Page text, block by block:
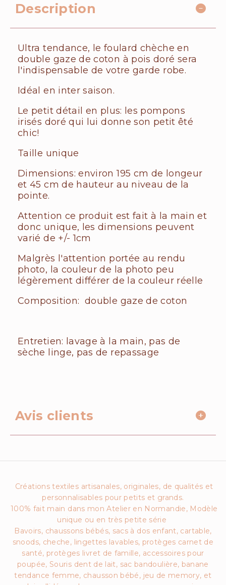
Description
Ultra tendance, le foulard chèche en
double gaze de coton à pois doré sera
l'indispensable de votre garde robe.
Idéal en inter saison.
Le petit détail en plus: les pompons
irisés doré qui lui donne son petit êté
chic!
Taille unique
Dimensions: environ 195 cm de longeur
et 45 cm de hauteur au niveau de la
pointe.
Attention ce produit est fait à la main et
donc unique, les dimensions peuvent
varié de +/- 1cm
Malgrès l'attention portée au rendu
photo, la couleur de la photo peu
légèrement différer de la couleur réelle
Composition: double gaze de coton
Entretien: lavage à la main, pas de
sèche linge, pas de repassage
Avis clients
Créations textiles artisanales, originales, de qualités et
personnalisables pour petits et grands.
100% fait main dans mon Atelier en Normandie, Modèle
unique ou en très petite série
Bavoirs, chaussons bébés, sacs à dos enfant, cartable,
snoods, cheche, lingettes lavables, protèges carnet de
santé, protèges livret de famille, accessoires pour
poupée, Souris dent de lait, sac bandoulière, banane
tendance femme, chausson bébé, jeu de memory, et